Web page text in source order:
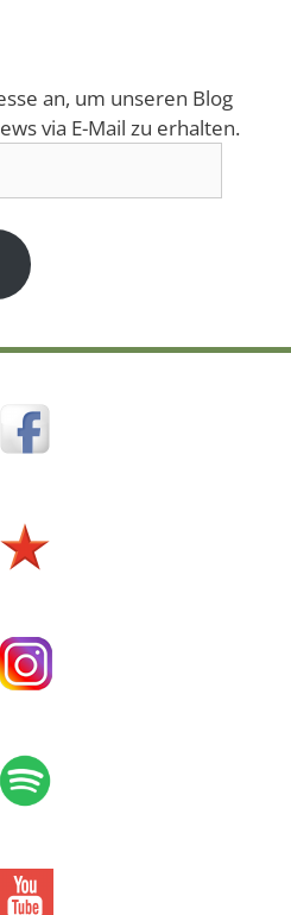
an, um unseren Blog
via E-Mail zu erhalten.